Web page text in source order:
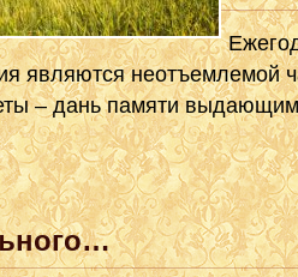
являются неотъемлемой
– дань памяти